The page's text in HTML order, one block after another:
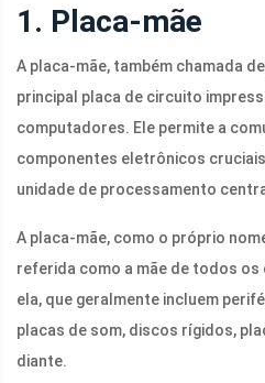
1. Placa-mãe
A placa-mãe, também chamada
principal placa de circuito
computadores. Ele permite a
componentes eletrônicos
unidade de processamento
A placa-mãe, como o próprio
referida como a mãe de todos
ela, que geralmente incluem
placas de som, discos rígidos,
diante.